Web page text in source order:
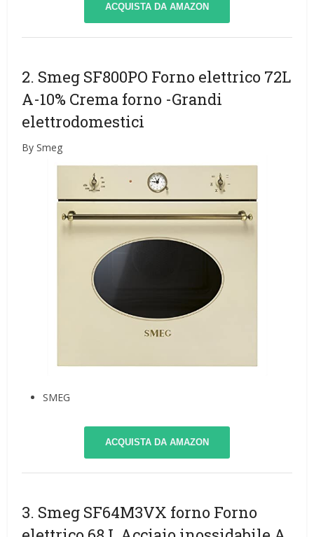
ACQUISTA DA AMAZON
2. Smeg SF800PO Forno elettrico 72L
A-10% Crema forno -Grandi
elettrodomestici
By Smeg
SMEG
ACQUISTA DA AMAZON
3. Smeg SF64M3VX forno Forno